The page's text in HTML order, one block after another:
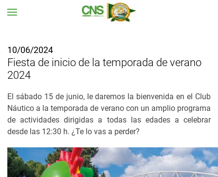
10/06/2024
Fiesta de inicio de la temporada de verano
2024
El sábado 15 de junio, le daremos la bienvenida en el Club
Náutico a la temporada de verano con un amplio programa
de actividades dirigidas a todas las edades a celebrar
desde las 12:30 h. ¿Te lo vas a perder?